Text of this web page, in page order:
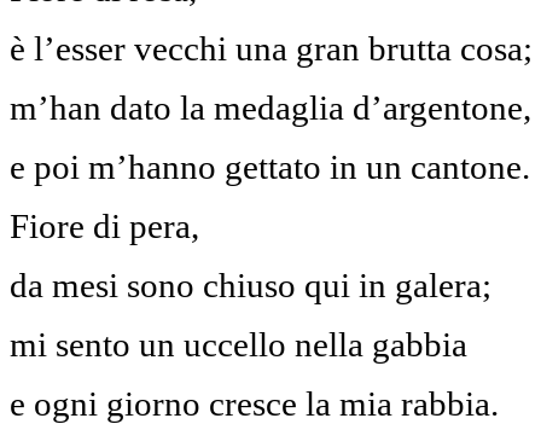
è l’esser vecchi una gran brutta cosa;
m’han dato la medaglia d’argentone,
e poi m’hanno gettato in un cantone.
Fiore di pera,
da mesi sono chiuso qui in galera;
mi sento un uccello nella gabbia
e ogni giorno cresce la mia rabbia.